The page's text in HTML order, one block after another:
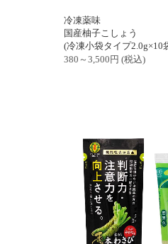
冷凍薬味
国産柚子こしょう
(冷凍小袋タイプ2.0g×10
380～3,500 円(税込)